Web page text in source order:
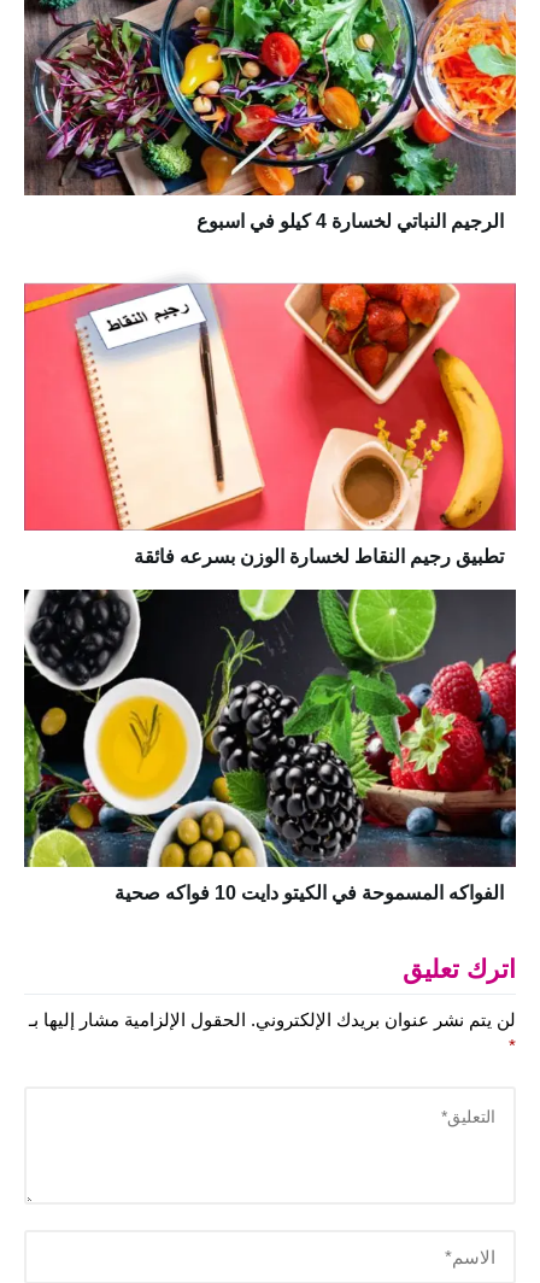
الرجيم النباتي لخسارة 4 كيلو في اسبوع
تطبيق رجيم النقاط لخسارة الوزن بسرعه فائقة
الفواكه المسموحة في الكيتو دايت 10 فواكه صحية
اترك تعليق
لن يتم نشر عنوان بريدك الإلكتروني. الحقول الإلزامية مشار إليها بـ
*